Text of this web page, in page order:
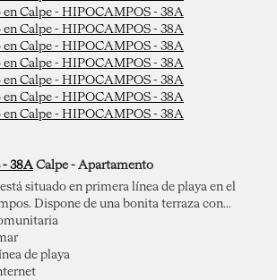
38A Calpe - Apartamento
situado en primera línea de playa en el
Dispone de una bonita terraza con...
de playa